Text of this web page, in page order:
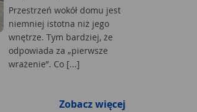
Przestrzeń wokół domu jest
niemniej istotna niż jego
wnętrze. Tym bardziej, że
odpowiada za „pierwsze
wrażenie”. Co [...]
Zobacz więcej